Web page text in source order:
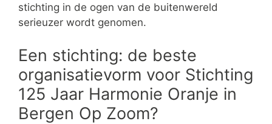
stichting in de ogen van de buitenwereld
serieuzer wordt genomen.
Een stichting: de beste
organisatievorm voor Stichting
125 Jaar Harmonie Oranje in
Bergen Op Zoom?